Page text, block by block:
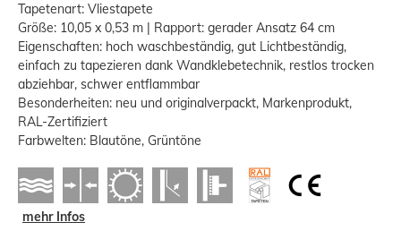
Tapetenart: Vliestapete
Größe: 10,05 x 0,53 m | Rapport: gerader Ansatz 64 cm
Eigenschaften: hoch waschbeständig, gut Lichtbeständig,
einfach zu tapezieren dank Wandklebetechnik, restlos trocken
abziehbar, schwer entflammbar
Besonderheiten: neu und originalverpackt, Markenprodukt,
RAL-Zertifiziert
Farbwelten: Blautöne, Grüntöne
mehr Infos